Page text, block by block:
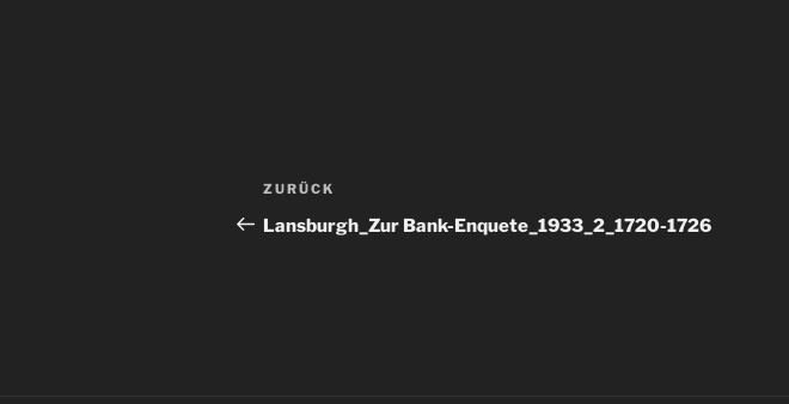
Beitragsnavigation
Vorheriger
Beitrag
ZURÜCK
Lansburgh_Zur Bank-Enquete_1933_2_1720-1726